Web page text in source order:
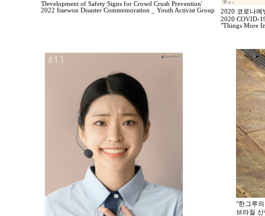
'Development of Safety Signs for Crowd Crush Prevention'
2022 Itaewon Disaster Commemoration _ Youth Activist Group
2020 코로나예
2020 COVID-
"Things More
"한그루
브라질